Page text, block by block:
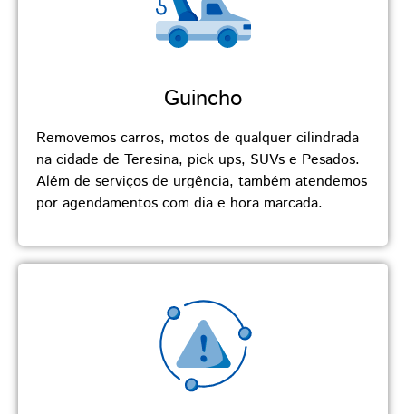
Guincho
Removemos carros, motos de qualquer cilindrada
na cidade de Teresina, pick ups, SUVs e Pesados.
Além de serviços de urgência, também atendemos
por agendamentos com dia e hora marcada.